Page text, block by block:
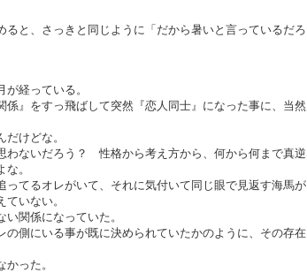
と、さっきと同じように「だから暑いと言っているだ
経っている。
』をすっ飛ばして突然『恋人同士』になった事に、当
けどな。
ないだろう？ 性格から考え方から、何から何まで真逆
。
てるオレがいて、それに気付いて同じ眼で見返す海馬が
いない。
関係になっていた。
側にいる事が既に決められていたかのように、その存
った。